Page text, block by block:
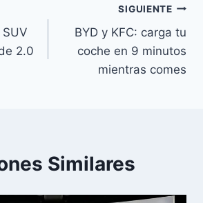
2.0
SIGUIENTE
BYD y KFC: carga tu
coche en 9 minutos
mientras comes
Similares